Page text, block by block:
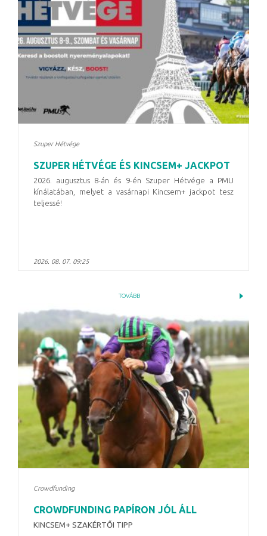
Szuper Hétvége
SZUPER HÉTVÉGE ÉS KINCSEM+ JACKPOT
2026. augusztus 8-án és 9-én Szuper Hétvége a PMU
kínálatában, melyet a vasárnapi Kincsem+ jackpot tesz
teljessé!
2026. 08. 07. 09:25
TOVÁBB
Crowdfunding
CROWDFUNDING PAPÍRON JÓL ÁLL
KINCSEM+ SZAKÉRTŐI TIPP